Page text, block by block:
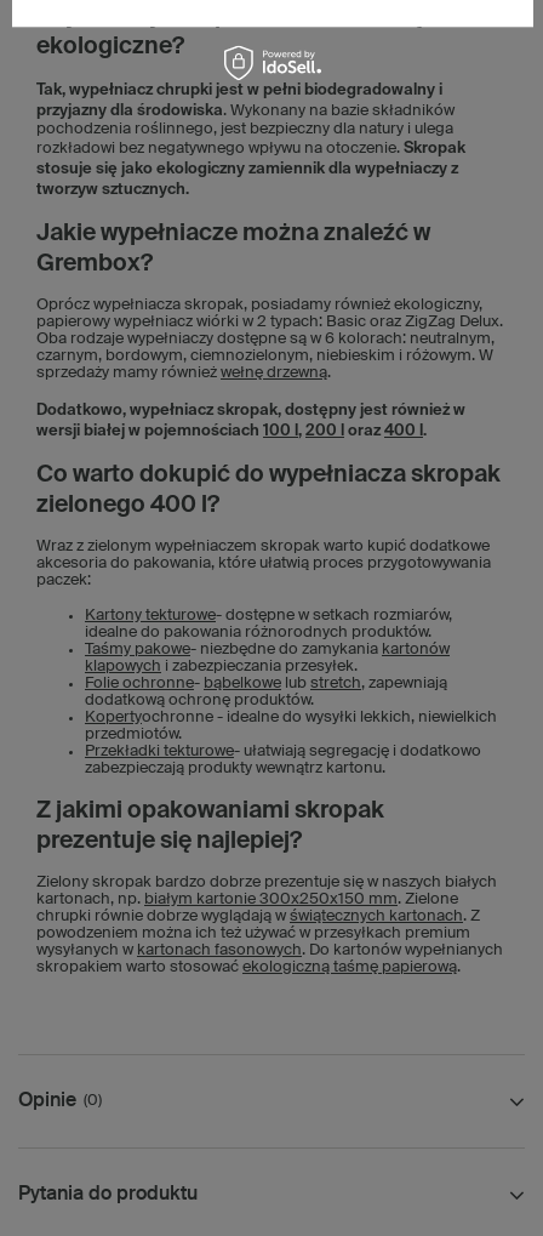
ekologiczne?
Tak, wypełniacz chrupki jest w pełni biodegradowalny i
przyjazny dla środowiska. Wykonany na bazie składników
pochodzenia roślinnego, jest bezpieczny dla natury i ulega
rozkładowi bez negatywnego wpływu na otoczenie. Skropak
stosuje się jako ekologiczny zamiennik dla wypełniaczy z
tworzyw sztucznych.
Jakie wypełniacze można znaleźć w
Grembox?
Oprócz wypełniacza skropak, posiadamy również ekologiczny,
papierowy wypełniacz wiórki w 2 typach: Basic oraz ZigZag Delux.
Oba rodzaje wypełniaczy dostępne są w 6 kolorach: neutralnym,
czarnym, bordowym, ciemnozielonym, niebieskim i różowym. W
sprzedaży mamy również wełnę drzewną.
Dodatkowo, wypełniacz skropak, dostępny jest również w
wersji białej w pojemnościach 100 l , 200 l oraz 400 l .
Co warto dokupić do wypełniacza skropak
zielonego 400 l?
Wraz z zielonym wypełniaczem skropak warto kupić dodatkowe
akcesoria do pakowania, które ułatwią proces przygotowywania
paczek:
Kartony tekturowe- dostępne w setkach rozmiarów,
idealne do pakowania różnorodnych produktów.
Taśmy pakowe- niezbędne do zamykania kartonów
klapowych i zabezpieczania przesyłek.
Folie ochronne- bąbelkowe lub stretch, zapewniają
dodatkową ochronę produktów.
Kopertyochronne - idealne do wysyłki lekkich, niewielkich
przedmiotów.
Przekładki tekturowe- ułatwiają segregację i dodatkowo
zabezpieczają produkty wewnątrz kartonu.
Z jakimi opakowaniami skropak
prezentuje się najlepiej?
Zielony skropak bardzo dobrze prezentuje się w naszych białych
kartonach, np. białym kartonie 300x250x150 mm. Zielone
chrupki równie dobrze wyglądają w świątecznych kartonach. Z
powodzeniem można ich też używać w przesyłkach premium
wysyłanych w kartonach fasonowych. Do kartonów wypełnianych
skropakiem warto stosować ekologiczną taśmę papierową.
Opinie (0)
Pytania do produktu